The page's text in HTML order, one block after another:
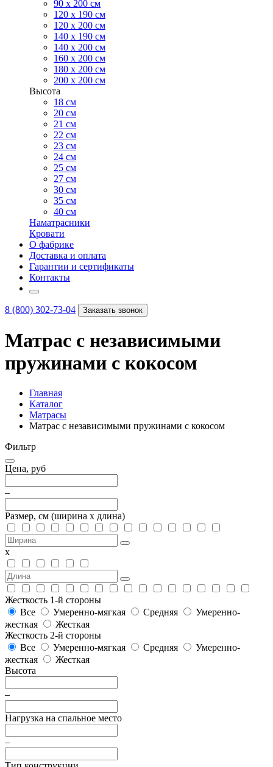
90 х 200 см
120 х 190 см
120 х 200 см
140 х 190 см
140 х 200 см
160 х 200 см
180 х 200 см
200 х 200 см
Высота
18 см
20 см
21 см
22 см
23 см
24 см
25 см
27 см
30 см
35 см
40 см
Наматрасники
Кровати
О фабрике
Доставка и оплата
Гарантии и сертификаты
Контакты
8 (800) 302-73-04 Заказать звонок
Матрас с независимыми
пружинами с кокосом
Главная
Каталог
Матрасы
Матрас с независимыми пружинами с кокосом
Фильтр
Цена, руб
–
Размер, см (ширина х длина)
х
Жесткость 1-й стороны
Все
Умеренно-мягкая Средняя
Умеренно-
жесткая
Жесткая
Жесткость 2-й стороны
Все
Умеренно-мягкая Средняя
Умеренно-
жесткая
Жесткая
Высота
–
Нагрузка на спальное место
–